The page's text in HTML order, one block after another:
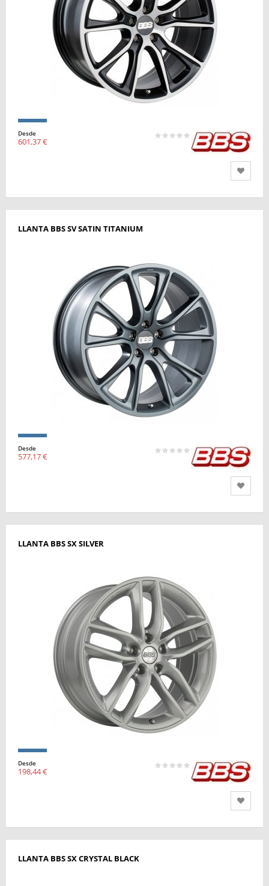
Desde
601,37 €
LLANTA BBS SV SATIN TITANIUM
Desde
577,17 €
LLANTA BBS SX SILVER
Desde
198,44 €
LLANTA BBS SX CRYSTAL BLACK